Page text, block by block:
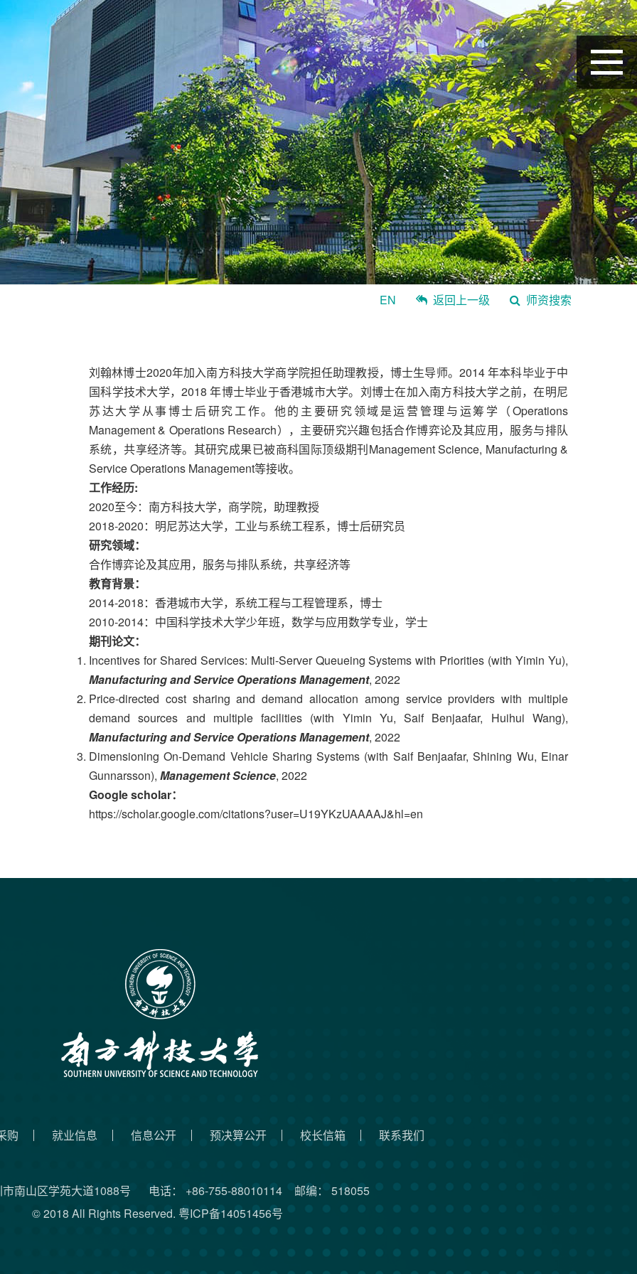
EN 返回上一级 师资搜索
刘翰林博士2020年加入南方科技大学商学院担任助理教授，博士生导师。2014 年本科毕业于中
国科学技术大学，2018 年博士毕业于香港城市大学。刘博士在加入南方科技大学之前，在明尼
苏达大学从事博士后研究工作。他的主要研究领域是运营管理与运筹学（Operations
Management & Operations Research），主要研究兴趣包括合作博弈论及其应用，服务与排队
系统，共享经济等。其研究成果已被商科国际顶级期刊Management Science, Manufacturing &
Service Operations Management等接收。
工作经历:
2020至今：南方科技大学，商学院，助理教授
2018-2020：明尼苏达大学，工业与系统工程系，博士后研究员
研究领域：
合作博弈论及其应用，服务与排队系统，共享经济等
教育背景：
2014-2018：香港城市大学，系统工程与工程管理系，博士
2010-2014：中国科学技术大学少年班，数学与应用数学专业，学士
期刊论文：
Incentives for Shared Services: Multi-Server Queueing Systems with Priorities (with Yimin Yu),
Manufacturing and Service Operations Management, 2022
Price-directed cost sharing and demand allocation among service providers with multiple
demand sources and multiple facilities (with Yimin Yu, Saif Benjaafar, Huihui Wang),
Manufacturing and Service Operations Management, 2022
Dimensioning On-Demand Vehicle Sharing Systems (with Saif Benjaafar, Shining Wu, Einar
Gunnarsson), Management Science, 2022
Google scholar：
https://scholar.google.com/citations?user=U19YKzUAAAAJ&hl=en
购 就业信息 信息公开 预决算公开 校长信箱 联系我们
南山区学苑大道1088号 电话： +86-755-88010114
邮编： 518055
© 2018 All Rights Reserved. 粤ICP备14051456号